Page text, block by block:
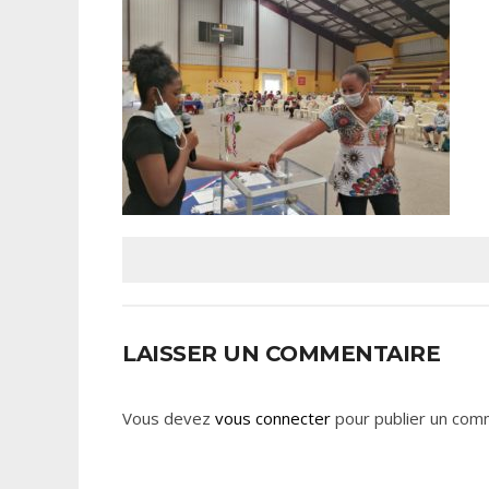
LAISSER UN COMMENTAIRE
Vous devez vous connecter pour publier un